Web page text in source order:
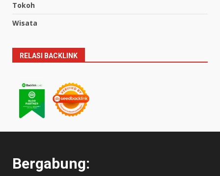
Tokoh
Wisata
RELASI BACKLINK
Bergabung: